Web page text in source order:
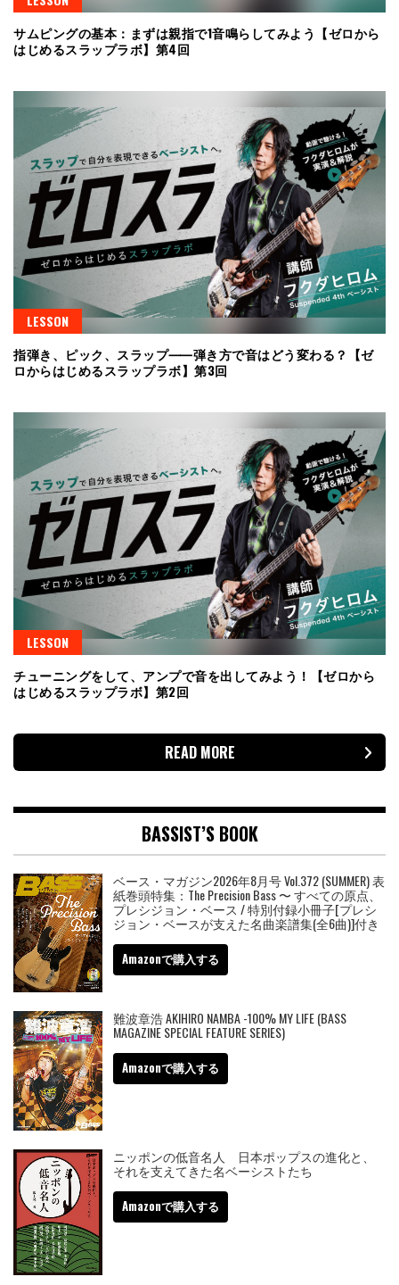
サムピングの基本：まずは親指で1音鳴らしてみよう【ゼロから
はじめるスラップラボ】第4回
LESSON
指弾き、ピック、スラップ⸺弾き方で音はどう変わる？【ゼ
ロからはじめるスラップラボ】第3回
LESSON
チューニングをして、アンプで音を出してみよう！【ゼロから
はじめるスラップラボ】第2回
READ MORE
BASSIST’S BOOK
ベース・マガジン2026年8月号 Vol.372 (SUMMER) 表
紙巻頭特集：The Precision Bass 〜 すべての原点、
プレシジョン・ベース / 特別付録小冊子[プレシ
ジョン・ベースが支えた名曲楽譜集(全6曲)]付き
Amazonで購入する
難波章浩 AKIHIRO NAMBA -100% MY LIFE (BASS
MAGAZINE SPECIAL FEATURE SERIES)
Amazonで購入する
ニッポンの低音名人 日本ポップスの進化と、
それを支えてきた名ベーシストたち
Amazonで購入する